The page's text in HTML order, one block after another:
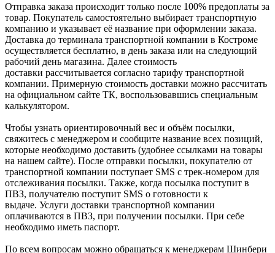
Отправка заказа происходит только после 100% предоплаты за
товар. Покупатель самостоятельно выбирает транспортную
компанию и указывает её название при оформлении заказа.
Доставка до терминала транспортной компании в Костроме
осуществляется бесплатно, в день заказа или на следующий
рабочий день магазина. Далее стоимость
доставки рассчитывается согласно тарифу транспортной
компании. Примерную стоимость доставки можно рассчитать
на официальном сайте ТК, воспользовавшись специальным
калькулятором.
Чтобы узнать ориентировочный вес и объём посылки,
свяжитесь с менеджером и сообщите название всех позиций,
которые необходимо доставить (удобнее ссылками на товары
на нашем сайте). После отправки посылки, покупателю от
транспортной компании поступает SMS с трек-номером для
отслеживания посылки. Также, когда посылка поступит в
ПВЗ, получателю поступит SMS о готовности к
выдаче. Услуги доставки транспортной компании
оплачиваются в ПВЗ, при получении посылки. При себе
необходимо иметь паспорт.
По всем вопросам можно обращаться к менеджерам Шинбери